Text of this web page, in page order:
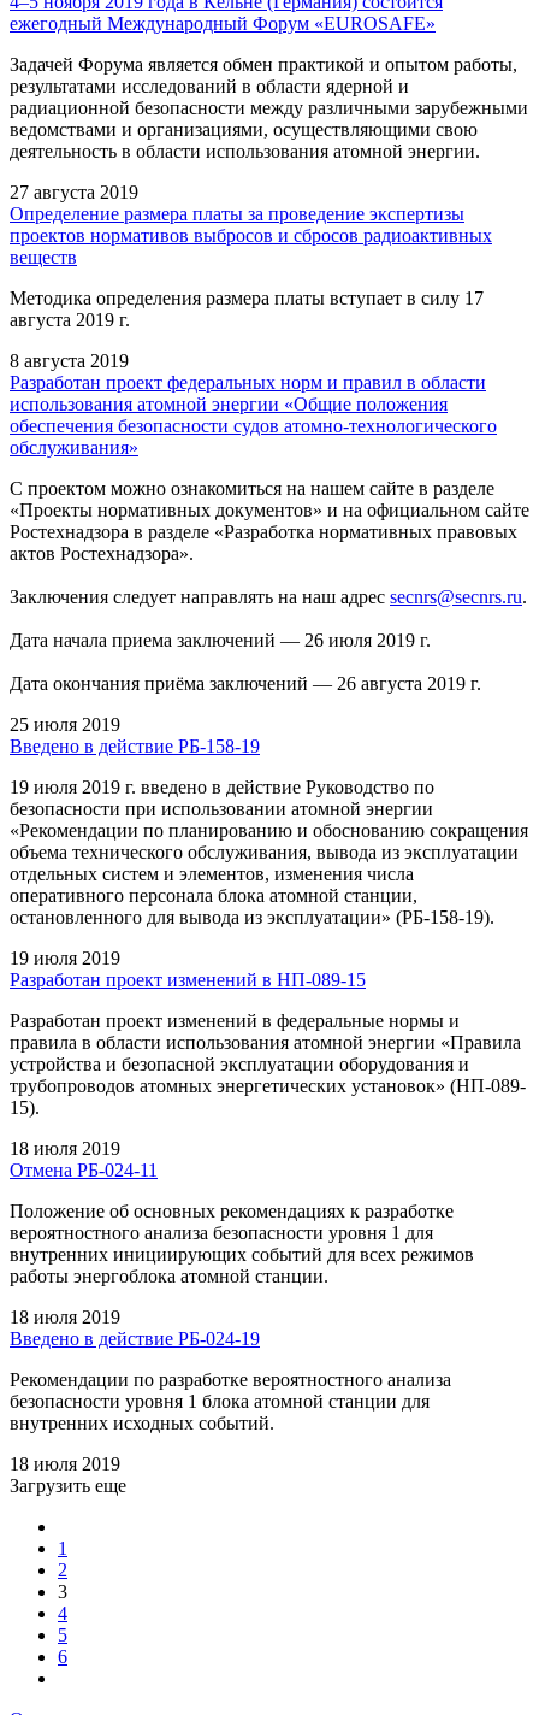
ежегодный Международный Форум «EUROSAFE»
Задачей Форума является обмен практикой и опытом работы,
результатами исследований в области ядерной и
радиационной безопасности между различными зарубежными
ведомствами и организациями, осуществляющими свою
деятельность в области использования атомной энергии.
27 августа 2019
Определение размера платы за проведение экспертизы
проектов нормативов выбросов и сбросов радиоактивных
веществ
Методика определения размера платы вступает в силу 17
августа 2019 г.
8 августа 2019
Разработан проект федеральных норм и правил в области
использования атомной энергии «Общие положения
обеспечения безопасности судов атомно-технологического
обслуживания»
С проектом можно ознакомиться на нашем сайте в разделе
«Проекты нормативных документов» и на официальном сайте
Ростехнадзора в разделе «Разработка нормативных правовых
актов Ростехнадзора».
Заключения следует направлять на наш адрес secnrs@secnrs.ru.
Дата начала приема заключений — 26 июля 2019 г.
Дата окончания приёма заключений — 26 августа 2019 г.
25 июля 2019
Введено в действие РБ-158-19
19 июля 2019 г. введено в действие Руководство по
безопасности при использовании атомной энергии
«Рекомендации по планированию и обоснованию сокращения
объема технического обслуживания, вывода из эксплуатации
отдельных систем и элементов, изменения числа
оперативного персонала блока атомной станции,
остановленного для вывода из эксплуатации» (РБ-158-19).
19 июля 2019
Разработан проект изменений в НП-089-15
Разработан проект изменений в федеральные нормы и
правила в области использования атомной энергии «Правила
устройства и безопасной эксплуатации оборудования и
трубопроводов атомных энергетических установок» (НП-089-
15).
18 июля 2019
Отмена РБ-024-11
Положение об основных рекомендациях к разработке
вероятностного анализа безопасности уровня 1 для
внутренних инициирующих событий для всех режимов
работы энергоблока атомной станции.
18 июля 2019
Введено в действие РБ-024-19
Рекомендации по разработке вероятностного анализа
безопасности уровня 1 блока атомной станции для
внутренних исходных событий.
18 июля 2019
Загрузить еще
1
2
3
4
5
6